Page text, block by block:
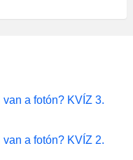
a fotón? KVÍZ 3.
a fotón? KVÍZ 2.